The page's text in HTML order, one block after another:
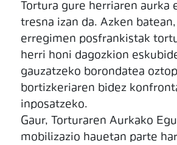
Tortura gure herriaren aurka
tresna izan da. Azken
erregimen posfrankistak
herri honi dagozkion
gauzatzeko borondatea
bortizkeriaren bidez
inposatzeko.
Gaur, Torturaren Aurkako
mobilizazio hauetan parte